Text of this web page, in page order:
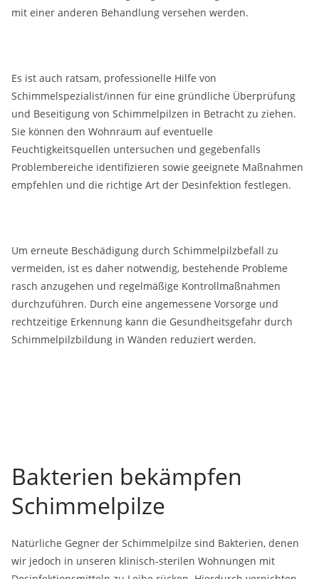
mit einer anderen Behandlung versehen werden.
Es ist auch ratsam, professionelle Hilfe von
Schimmelspezialist/innen für eine gründliche Überprüfung
und Beseitigung von Schimmelpilzen in Betracht zu ziehen.
Sie können den Wohnraum auf eventuelle
Feuchtigkeitsquellen untersuchen und gegebenfalls
Problembereiche identifizieren sowie geeignete Maßnahmen
empfehlen und die richtige Art der Desinfektion festlegen.
Um erneute Beschädigung durch Schimmelpilzbefall zu
vermeiden, ist es daher notwendig, bestehende Probleme
rasch anzugehen und regelmäßige Kontrollmaßnahmen
durchzuführen. Durch eine angemessene Vorsorge und
rechtzeitige Erkennung kann die Gesundheitsgefahr durch
Schimmelpilzbildung in Wänden reduziert werden.
Bakterien bekämpfen
Schimmelpilze
Natürliche Gegner der Schimmelpilze sind Bakterien, denen
wir jedoch in unseren klinisch-sterilen Wohnungen mit